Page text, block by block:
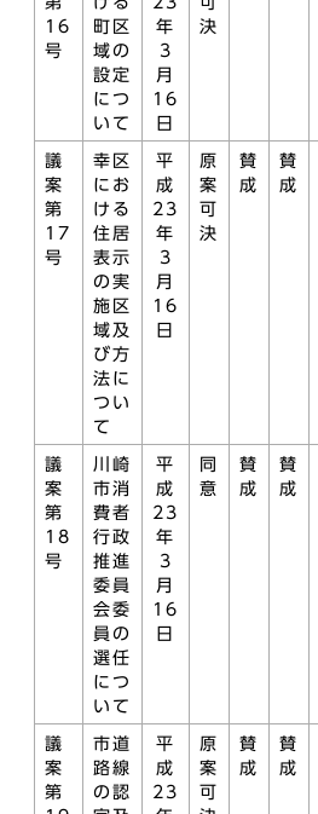
16
号
町区
域の
設定
につ
いて
年
3
月
16
日
決
議
案
第
17
号
幸区
にお
ける
住居
表示
の実
施区
域及
び方
法に
つい
て
平
成
23
年
3
月
16
日
原
案
可
決
賛
成
賛
成
議
案
第
18
号
川崎
市消
費者
行政
推進
委員
会委
員の
選任
につ
いて
平
成
23
年
3
月
16
日
同
意
賛
成
賛
成
議
案
第
市道
路線
の認
平
成
23
原
案
可
賛
成
賛
成